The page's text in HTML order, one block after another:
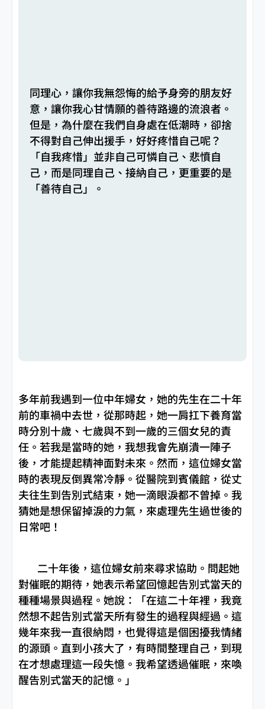
同理心，讓你我無怨悔的給予身旁的朋友好
意，讓你我心甘情願的善待路邊的流浪者。
但是，為什麼在我們自身處在低潮時，卻捨
不得對自己伸出援手，好好疼惜自己呢？
「自我疼惜」並非自己可憐自己、悲憤自
己，而是同理自己、接納自己，更重要的是
「善待自己」。
多年前我遇到一位中年婦女，她的先生在二十年
前的車禍中去世，從那時起，她一肩扛下養育當
時分別十歲、七歲與不到一歲的三個女兒的責
任。若我是當時的她，我想我會先崩潰一陣子
後，才能提起精神面對未來。然而，這位婦女當
時的表現反倒異常冷靜。從醫院到賓儀館，從丈
夫往生到告別式結束，她一滴眼淚都不曾掉。我
猜她是想保留掉淚的力氣，來處理先生過世後的
日常吧！
二十年後，這位婦女前來尋求協助。問起她
對催眠的期待，她表示希望回憶起告別式當天的
種種場景與過程。她說：「在這二十年裡，我竟
然想不起告別式當天所有發生的過程與經過。這
幾年來我一直很納悶，也覺得這是個困擾我情緒
的源頭。直到小孩大了，有時間整理自己，到現
在才想處理這一段失憶。我希望透過催眠，來喚
醒告別式當天的記憶。」